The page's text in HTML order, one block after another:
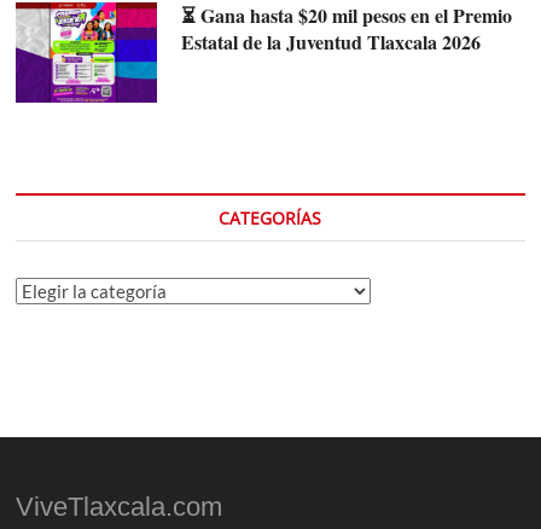
⏳ Gana hasta $20 mil pesos en el Premio
Estatal de la Juventud Tlaxcala 2026
CATEGORÍAS
Categorías
ViveTlaxcala.com